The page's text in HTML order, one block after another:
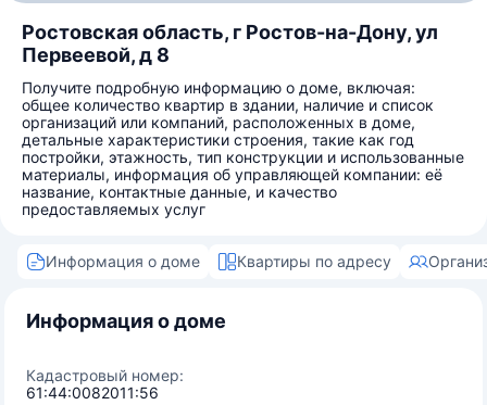
Ростовская область, г Ростов-на-Дону, ул
Первеевой, д 8
Получите подробную информацию о доме, включая:
общее количество квартир в здании, наличие и список
организаций или компаний, расположенных в доме,
детальные характеристики строения, такие как год
постройки, этажность, тип конструкции и использованные
материалы, информация об управляющей компании: её
название, контактные данные, и качество
предоставляемых услуг
Информация о доме Квартиры по адресу
Информация о доме
Кадастровый номер:
61:44:0082011:56